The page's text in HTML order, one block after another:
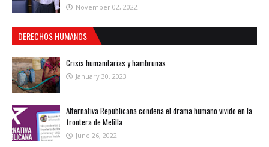
November 02, 2022
DERECHOS HUMANOS
Crisis humanitarias y hambrunas
January 30, 2023
Alternativa Republicana condena el drama humano vivido en la
frontera de Melilla
June 26, 2022